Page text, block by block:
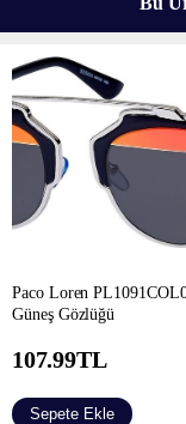
Paco Loren
Güneş Gözlüğü
107.99TL
Sepete Ekle